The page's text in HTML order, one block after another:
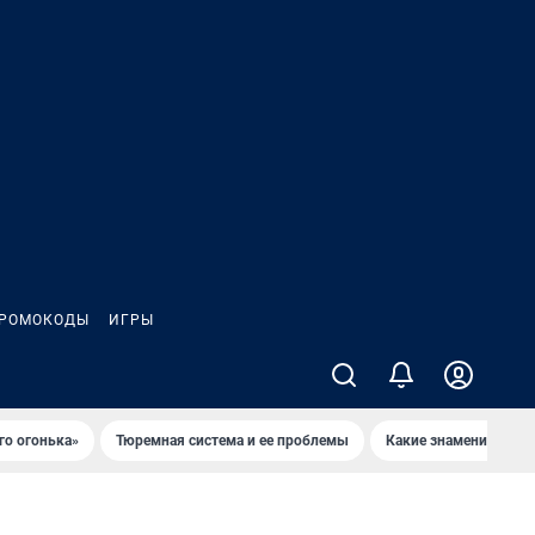
ИГРЫ
огонька» Тюремная система и ее проблемы Какие знаменитости